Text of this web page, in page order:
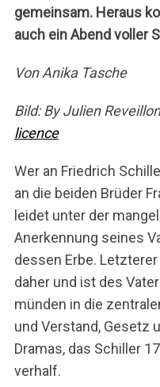
gemeinsam. Heraus
auch ein Abend voller
Von Anika Tasche
Bild: By Julien
licence
Wer an Friedrich
an die beiden Brüder
leidet unter der
Anerkennung seines
dessen Erbe.
daher und ist des
münden in die
und Verstand, Gesetz
Dramas, das Schiller
verhalf.